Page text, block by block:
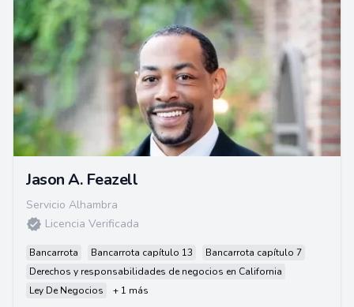
Jason A. Feazell
Servicio Alhambra
Licencia Verificada
Bancarrota Bancarrota capítulo 13
Bancarrota capítulo 7
Derechos y responsabilidades de negocios en California
Ley De Negocios
+ 1 más